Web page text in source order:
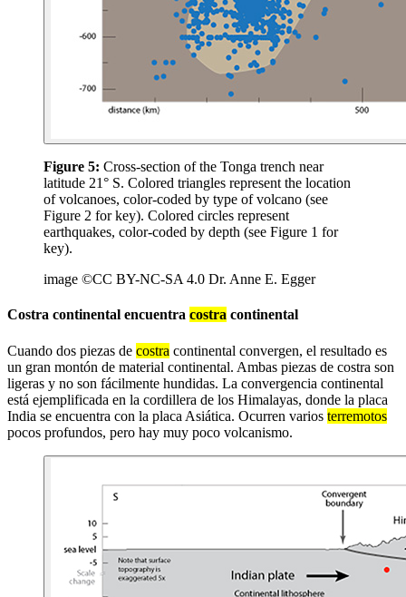
Figure 5: Cross-section of the Tonga trench near
latitude 21° S. Colored triangles represent the location
of volcanoes, color-coded by type of volcano (see
Figure 2 for key). Colored circles represent
earthquakes, color-coded by depth (see Figure 1 for
key).
image ©CC BY-NC-SA 4.0 Dr. Anne E. Egger
Costra continental encuentra costra continental
Cuando dos piezas de costra continental convergen, el resultado es
un gran montón de material continental. Ambas piezas de costra son
ligeras y no son fácilmente hundidas. La convergencia continental
está ejemplificada en la cordillera de los Himalayas, donde la placa
India se encuentra con la placa Asiática. Ocurren varios terremotos
pocos profundos, pero hay muy poco volcanismo.